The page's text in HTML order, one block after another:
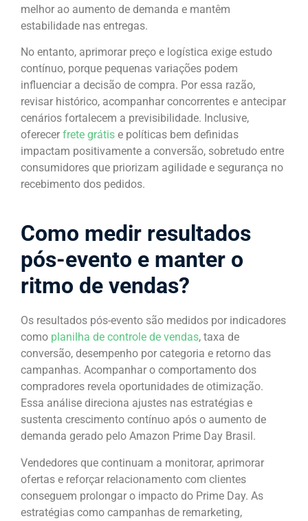
melhor ao aumento de demanda e mantêm
estabilidade nas entregas.
No entanto, aprimorar preço e logística exige estudo
contínuo, porque pequenas variações podem
influenciar a decisão de compra. Por essa razão,
revisar histórico, acompanhar concorrentes e antecipar
cenários fortalecem a previsibilidade. Inclusive,
oferecer frete grátis e políticas bem definidas
impactam positivamente a conversão, sobretudo entre
consumidores que priorizam agilidade e segurança no
recebimento dos pedidos.
Como medir resultados
pós-evento e manter o
ritmo de vendas?
Os resultados pós-evento são medidos por indicadores
como planilha de controle de vendas, taxa de
conversão, desempenho por categoria e retorno das
campanhas. Acompanhar o comportamento dos
compradores revela oportunidades de otimização.
Essa análise direciona ajustes nas estratégias e
sustenta crescimento contínuo após o aumento de
demanda gerado pelo Amazon Prime Day Brasil.
Vendedores que continuam a monitorar, aprimorar
ofertas e reforçar relacionamento com clientes
conseguem prolongar o impacto do Prime Day. As
estratégias como campanhas de remarketing,